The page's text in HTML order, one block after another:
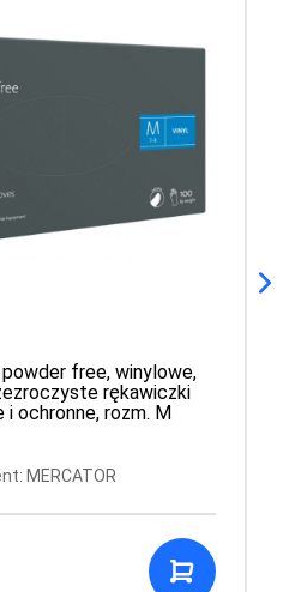
free, winylowe,
rękawiczki
ochronne, rozm. M
MERCATOR